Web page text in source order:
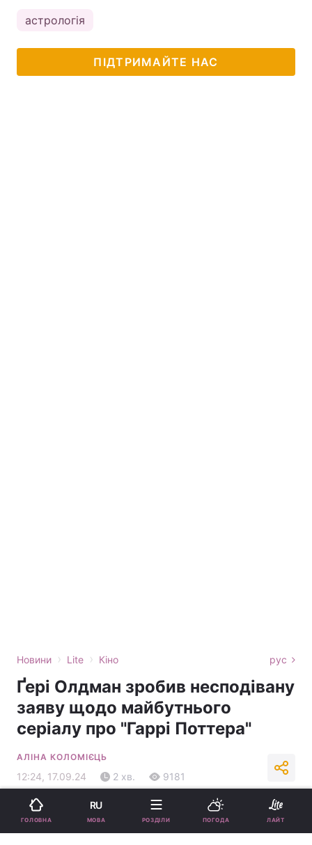
астрологія
ПІДТРИМАЙТЕ НАС
Новини › Lite › Кіно рус
Ґері Олдман зробив несподівану
заяву щодо майбутнього
серіалу про "Гаррі Поттера"
АЛІНА КОЛОМІЄЦЬ
12:24, 17.09.24 2 хв. 9181
Підпишіться на нас в Google
ГОЛОВНА
RU
МОВА РОЗДІЛИ ПОГОДА ЛАЙТ